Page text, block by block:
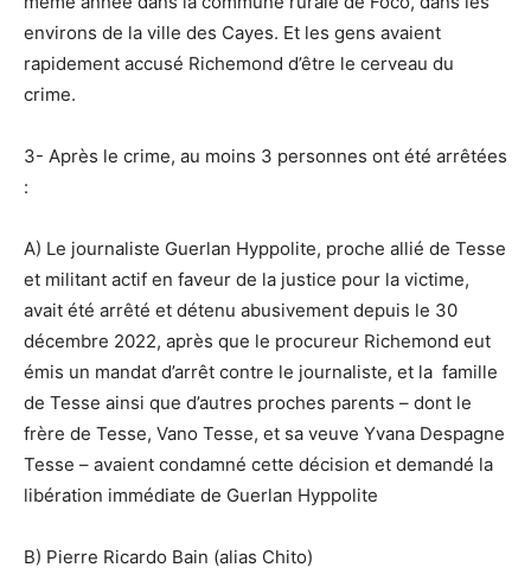
environs de la ville des Cayes. Et les gens avaient
rapidement accusé Richemond d’être le cerveau du
crime.
3- Après le crime, au moins 3 personnes ont été arrêtées
:
A) Le journaliste Guerlan Hyppolite, proche allié de Tesse
et militant actif en faveur de la justice pour la victime,
avait été arrêté et détenu abusivement depuis le 30
décembre 2022, après que le procureur Richemond eut
émis un mandat d’arrêt contre le journaliste, et la famille
de Tesse ainsi que d’autres proches parents – dont le
frère de Tesse, Vano Tesse, et sa veuve Yvana Despagne
Tesse – avaient condamné cette décision et demandé la
libération immédiate de Guerlan Hyppolite
B) Pierre Ricardo Bain (alias Chito)